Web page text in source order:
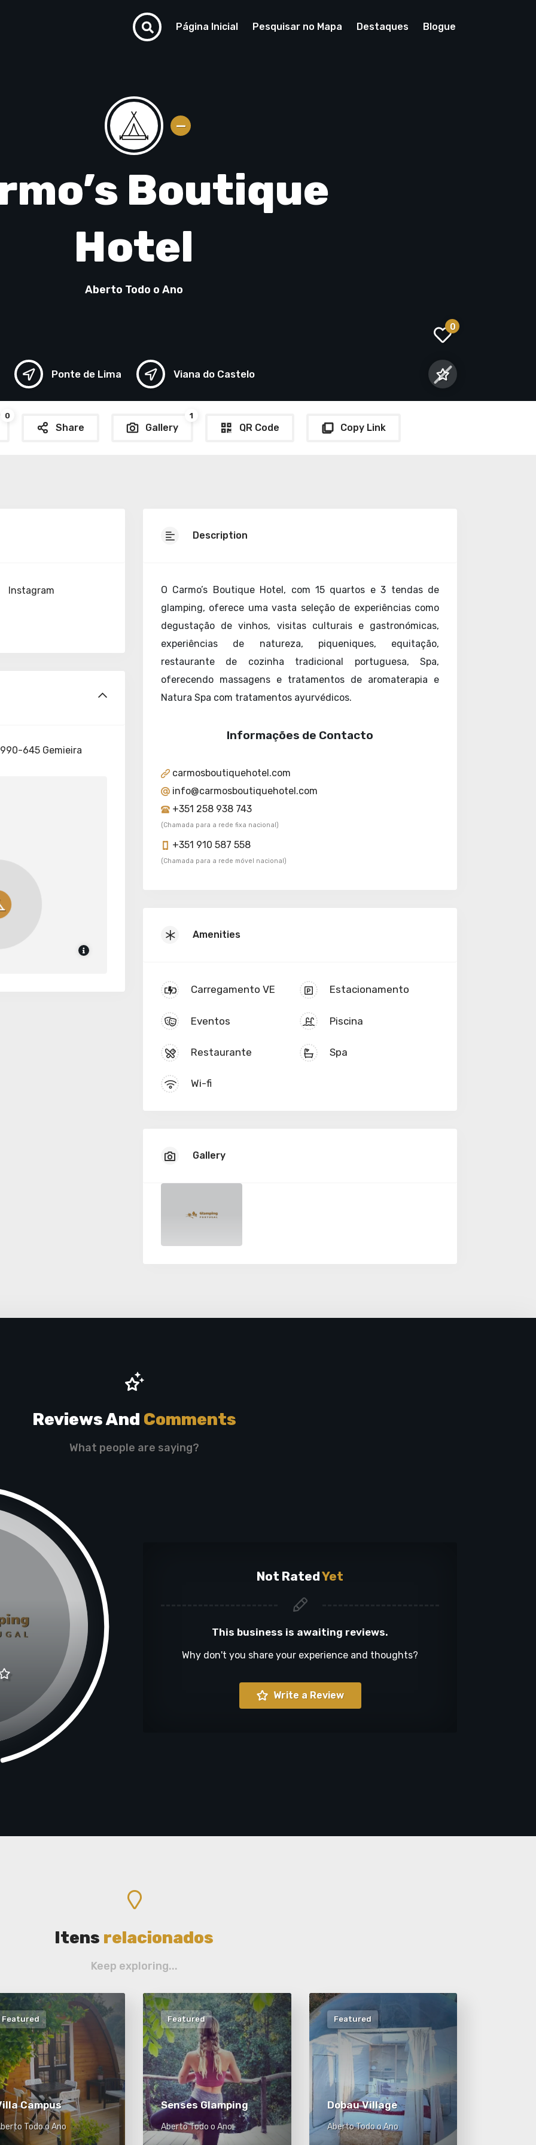
Página Inicial Pesquisar no Mapa Destaques Blogue
Boutique
Hotel
Aberto Todo o Ano
Ponte de Lima Viana do Castelo
0
0
Share Gallery
1
QR Code Copy Link
Instagram
645 Gemieira
Description
O Carmo’s Boutique Hotel, com 15 quartos e 3 tendas de
glamping, oferece uma vasta seleção de experiências como
degustação de vinhos, visitas culturais e gastronómicas,
experiências de natureza, piqueniques, equitação,
restaurante de cozinha tradicional portuguesa, Spa,
oferecendo massagens e tratamentos de aromaterapia e
Natura Spa com tratamentos ayurvédicos.
Informações de Contacto
carmosboutiquehotel.com
info@carmosboutiquehotel.com
+351 258 938 743
(Chamada para a rede fixa nacional)
+351 910 587 558
(Chamada para a rede móvel nacional)
Amenities
Carregamento VE Estacionamento
Eventos Piscina
Restaurante Spa
Wi-fi
Gallery
Reviews And Comments
What people are saying?
Not RatedYet
This business is awaiting reviews.
Why don't you share your experience and thoughts?
Write a Review
Itens relacionados
Keep exploring...
Featured
Campus
Todo o Ano
Featured
Senses Glamping
Aberto Todo o Ano
Featured
Dobau Village
Aberto Todo o Ano